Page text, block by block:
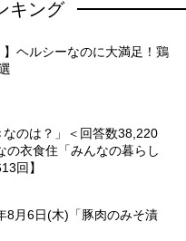
キング
】ヘルシーなのに大満足！鶏
なのは？」＜回答数38,220
の衣食住「みんなの暮らし
回】
8月6日(木)「豚肉のみそ漬